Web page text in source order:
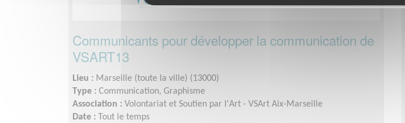
Communicants pour développer la communication de
VSART13
Lieu : Marseille (toute la ville) (13000)
Type : Communication, Graphisme
Association : Volontariat et Soutien par l'Art - VSArt Aix-Marseille
Date :
Tout le temps